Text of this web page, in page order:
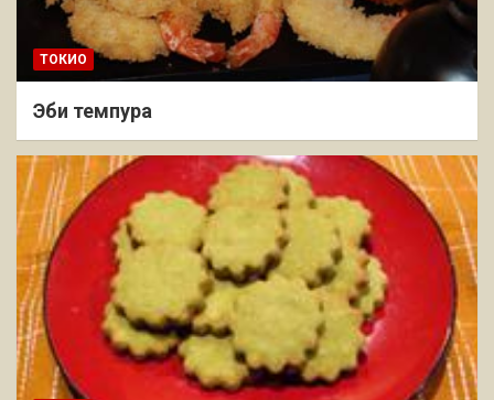
ТОКИО
Эби темпура